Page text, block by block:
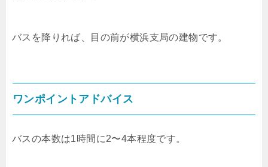
バスを降りれば、目の前が横浜支局の建物です。
ワンポイントアドバイス
バスの本数は1時間に2〜4本程度です。